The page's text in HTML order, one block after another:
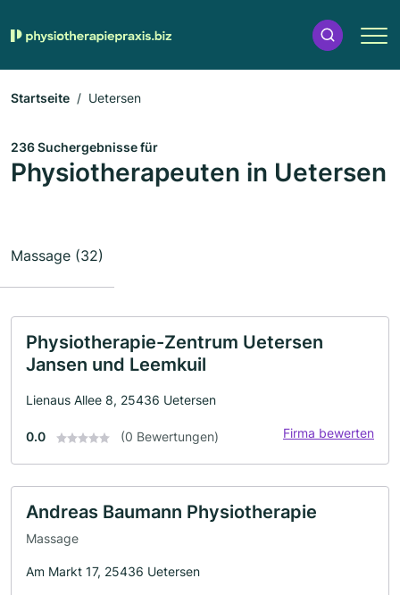
Startseite Uetersen
236 Suchergebnisse für
Physiotherapeuten in Uetersen
Massage (32)
Physiotherapie-Zentrum Uetersen
Jansen und Leemkuil
Lienaus Allee 8, 25436 Uetersen
0.0 (0 Bewertungen) Firma bewerten
Andreas Baumann Physiotherapie
Massage
Am Markt 17, 25436 Uetersen